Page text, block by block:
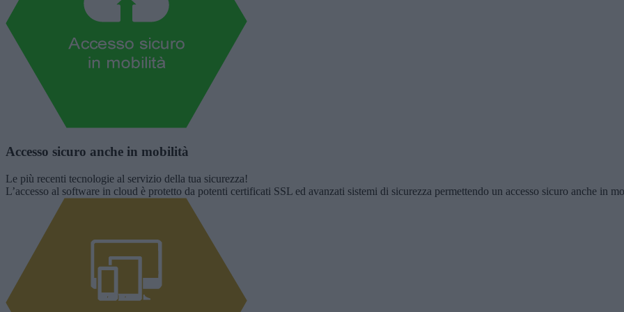
Accesso sicuro anche in mobilità
Le più recenti tecnologie al servizio della tua sicurezza!
L’accesso al software in cloud è protetto da potenti certificati SSL ed avanzati sistemi di sicurezza permettendo un accesso sicuro anche in